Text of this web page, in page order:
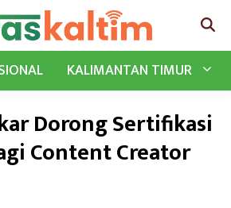
KALIMANTAN TIMUR
Dorong Sertifikasi
Content Creator